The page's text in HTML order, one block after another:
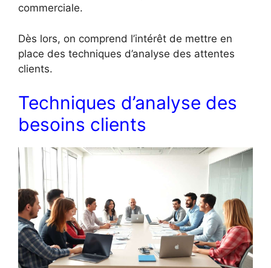
commerciale.
Dès lors, on comprend l’intérêt de mettre en
place des techniques d’analyse des attentes
clients.
Techniques d’analyse des
besoins clients